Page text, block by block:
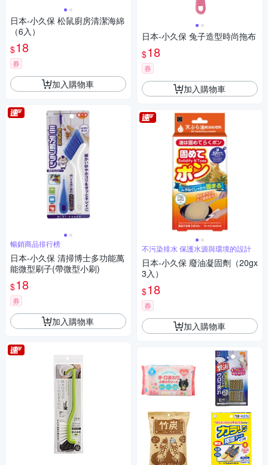
日本-小久保 松鼠廚房清潔海綿
（6入）
$18
券
加入購物車
暢銷商品排行榜
日本-小久保 清掃博士多功能萬
能微型刷子(帶微型小刷)
$18
券
加入購物車
日本-小久保 兔子造型時尚拖布
$18
券
加入購物車
不污染排水 保護水源與環境的設計
日本-小久保 廢油凝固劑（20gx
3入）
$18
券
加入購物車